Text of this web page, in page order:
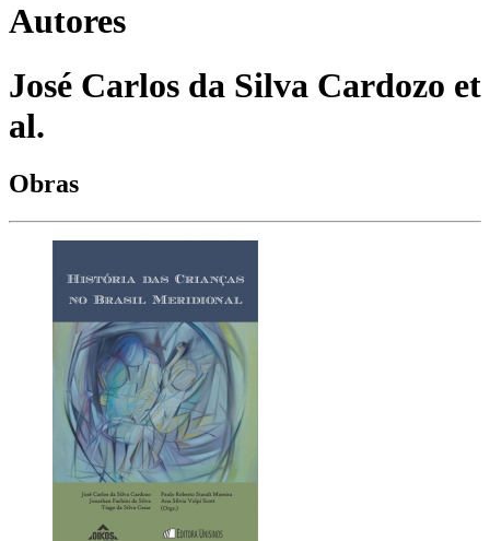
Autores
José Carlos da Silva Cardozo et
al.
Obras